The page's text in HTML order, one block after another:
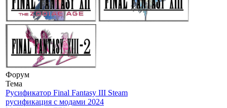
Форум
Тема
Русификатор Final Fantasy III Steam
русификация с модами 2024